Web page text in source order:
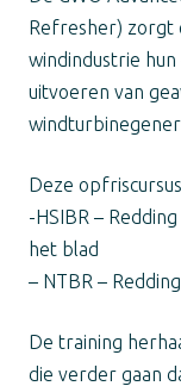
Refresher) zorgt
windindustrie
uitvoeren van
Deze
-HSIBR –
het blad
– NTBR –
De training
die verder gaan